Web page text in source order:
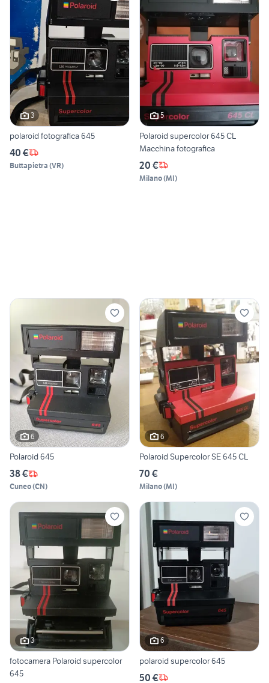
3
polaroid fotografica 645
40 €
Buttapietra (VR)
5
Polaroid supercolor 645 CL
Macchina fotografica
20 €
Milano(MI)
6
Polaroid 645
38 €
Cuneo(CN)
6
Polaroid Supercolor SE 645 CL
70 €
Milano(MI)
3
fotocamera Polaroid supercolor
645
6
polaroid supercolor 645
50 €